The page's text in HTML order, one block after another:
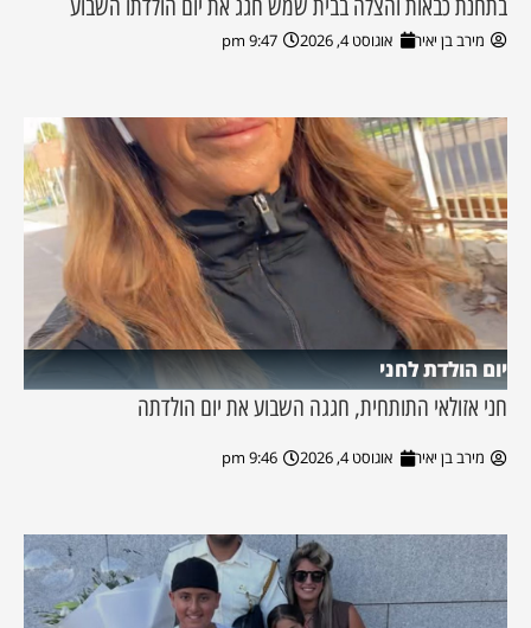
בתחנת כבאות והצלה בבית שמש חגג את יום הולדתו השבוע
מירב בן יאיר אוגוסט 4, 2026 9:47 pm
יום הולדת לחני
חני אזולאי התותחית, חגגה השבוע את יום הולדתה
מירב בן יאיר אוגוסט 4, 2026 9:46 pm